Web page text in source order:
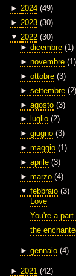
► 2024 (49)
► 2023 (30)
▼ 2022 (30)
► dicembre (1)
► novembre (1)
► ottobre (3)
► settembre (2)
► agosto (3)
►
luglio (2)
► giugno (3)
► maggio (1)
► aprile (3)
► marzo (4)
▼ febbraio (3)
Love
You're a
the
► gennaio (4)
► 2021 (42)